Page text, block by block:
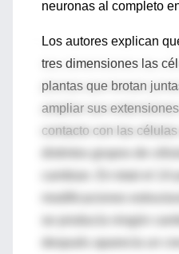
neuronas al completo
Los autores explican
tres dimensiones las
plantas que brotan
ampliar sus
contacto con las
distintos grupos de
modificaciones
se producía ningún
después aparecía un